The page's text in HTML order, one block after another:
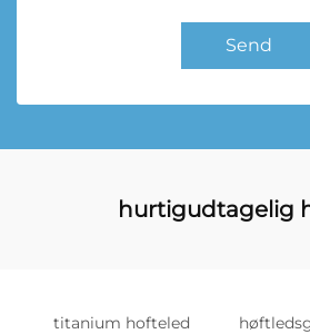
Send
hurtigudtagelig
titanium hofteled